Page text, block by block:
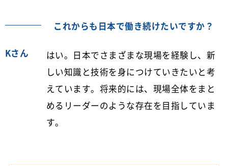
これからも日本で働き続けたいですか？
Kさん
はい。日本でさまざまな現場を経験し、新
しい知識と技術を身につけていきたいと考
えています。将来的には、現場全体をまと
めるリーダーのような存在を目指していま
す。